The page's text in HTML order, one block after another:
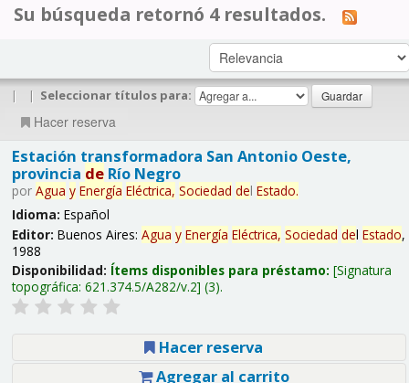
Su búsqueda retornó 4 resultados.
| | Seleccionar títulos para:
Hacer reserva
Estación transformadora San Antonio Oeste,
provincia deRío Negro
por Agua y Energía Eléctrica, Sociedad del Estado.
Idioma: Español
Editor: Buenos Aires: Agua y Energía Eléctrica, Sociedad del Estado,
1988
Disponibilidad: Ítems disponibles para préstamo: Signatura
topográfica: 621.374.5/A282/v.2 (3).
Hacer reserva
Agregar al carrito